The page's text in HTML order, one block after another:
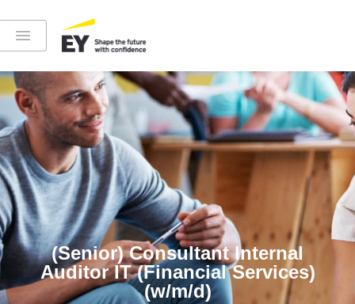
Instagram
LinkedIn
YouTube
Höre in die EY-Welt rein
(Senior) Consultant Internal
Auditor IT (Financial Services)
(w/m/d)